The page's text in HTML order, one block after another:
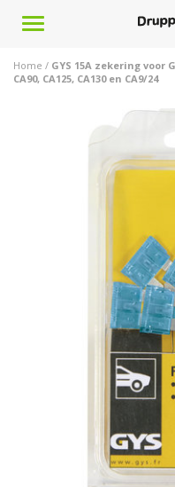
Toggle
Home / GYS 15A zekering voor
CA90, CA125, CA130 en CA9/24